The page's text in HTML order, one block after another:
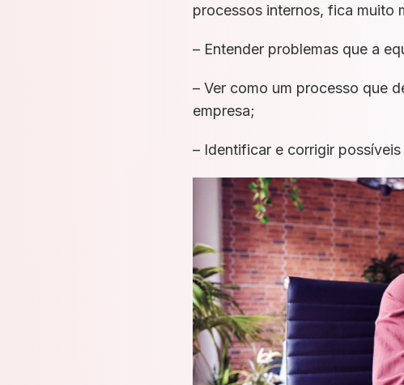
processos internos, fica muito
– Entender problemas que a
– Ver como um processo que
empresa;
– Identificar e corrigir